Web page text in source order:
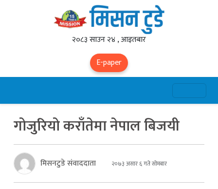
२०८३ साउन २४ , आइतबार
E-paper
गोजुरियो कराँतेमा नेपाल बिजयी
मिसनटुडे संवाददाता २०७३ असार ६ गते सोमबार